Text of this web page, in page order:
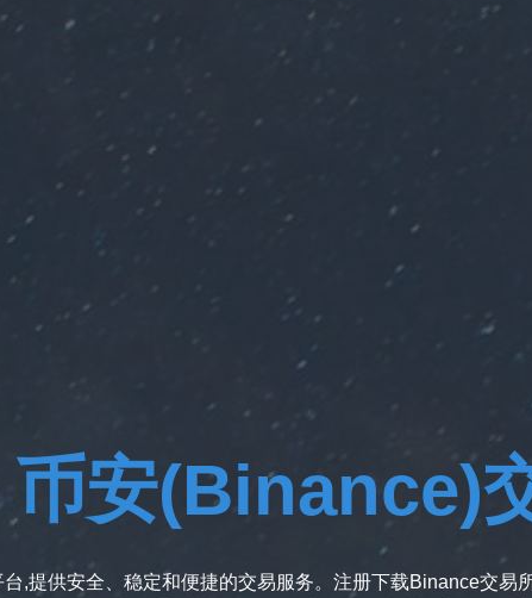
币安(Binance)
,提供安全、稳定和便捷的交易服务。注册下载Binance交